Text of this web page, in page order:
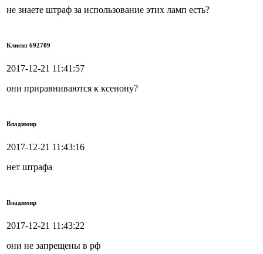
не знаете штраф за использование этих ламп есть?
Клиент 692709
2017-12-21 11:41:57
они приравниваются к ксенону?
Владимир
2017-12-21 11:43:16
нет штрафа
Владимир
2017-12-21 11:43:22
они не запрещены в рф